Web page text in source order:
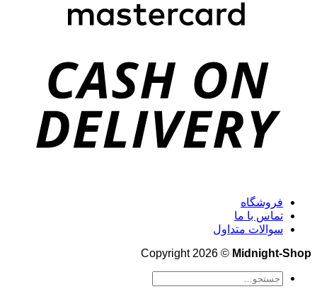
فروشگاه
تماس با ما
سوالات متداول
Copyright 2026 © Midnight-Shop
جستجو